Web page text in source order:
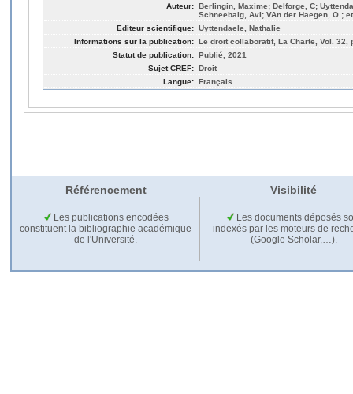
Auteur: Berlingin, Maxime; Delforge, C;
Schneebalg, Avi; VAn der Haegen, O.;
Editeur scientifique: Uyttendaele, Nathalie
Informations sur la publication: Le droit collaboratif, La Charte, Vol. 32,
Statut de publication: Publié, 2021
Sujet CREF: Droit
Langue: Français
Référencement Visibilité
Les publications encodées
constituent la bibliographie académique
de l'Université.
Les documents déposés
indexés par les moteurs de
(Google Scholar,…).